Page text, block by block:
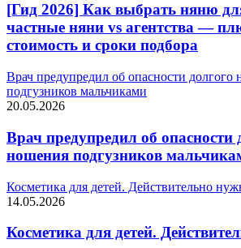
[Гид 2026] Как выбрать няню
частные няни vs агентства —
стоимость и сроки подбора
Врач предупредил об опасности долгого
подгузников мальчиками
20.05.2026
Врач предупредил об опасности
ношения подгузников
Косметика для детей. Действительно
14.05.2026
Косметика для детей.